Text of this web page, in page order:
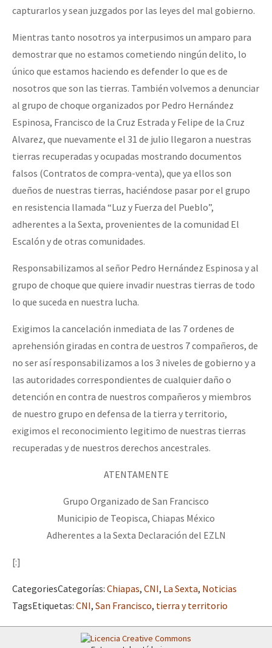
Contacto
capturarlos y sean juzgados por las leyes del mal gobierno.
Mientras tanto nosotros ya interpusimos un amparo para
demostrar que no estamos cometiendo ningún delito, lo
único que estamos haciendo es defender lo que es de
nosotros que son las tierras. También volvemos a denunciar
al grupo de choque organizados por Pedro Hernández
Espinosa, Francisco de la Cruz Estrada y Felipe de la Cruz
Alvarez, que nuevamente el 31 de julio llegaron a nuestras
tierras recuperadas y ocupadas mostrando documentos
falsos (Contratos de compra-venta), que ya ellos son
dueños de nuestras tierras, haciéndose pasar por el grupo
en resistencia llamada “Luz y Fuerza del Pueblo”,
adherentes a la Sexta, provenientes de la comunidad El
Escalón y de otras comunidades.
Responsabilizamos al señor Pedro Hernández Espinosa y al
grupo de choque que quiere invadir nuestras tierras de todo
lo que suceda en nuestra lucha.
Exigimos la cancelación inmediata de las 7 ordenes de
aprehensión giradas en contra de uestros 7 compañeros, de
no ser así responsabilizamos a los 3 niveles de gobierno y a
las autoridades correspondientes de cualquier daño o
detención en contra de nuestros compañeros y miembros
de nuestro grupo en defensa de la tierra y territorio,
exigimos el reconocimiento legitimo de nuestras tierras
recuperadas y de nuestros derechos ancestrales.
ATENTAMENTE
Grupo Organizado de San Francisco
Municipio de Teopisca, Chiapas México
Adherentes a la Sexta Declaración del EZLN
[:]
CategoriesCategorías: Chiapas, CNI, La Sexta, Noticias
TagsEtiquetas: CNI, San Francisco, tierra y territorio